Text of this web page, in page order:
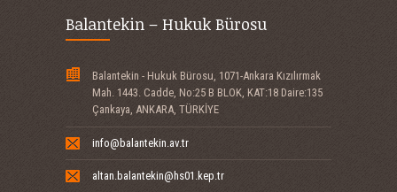
Balantekin – Hukuk Bürosu
Balantekin - Hukuk Bürosu, 1071-Ankara Kızılırmak
Mah. 1443. Cadde, No:25 B BLOK, KAT:18 Daire:135
Çankaya, ANKARA, TÜRKİYE
info@balantekin.av.tr
altan.balantekin@hs01.kep.tr